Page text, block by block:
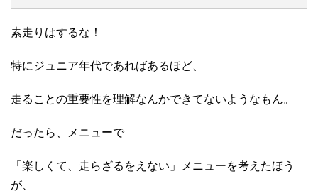
素走りはするな！
特にジュニア年代であればあるほど、
走ることの重要性を理解なんかできてないようなもん。
だったら、メニューで
「楽しくて、走らざるをえない」メニューを考えたほう
が、